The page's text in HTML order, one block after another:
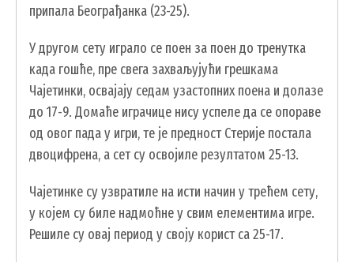
припала Београђанка (23-25).
У другом сету играло се поен за поен до тренутка
када гошће, пре свега захваљујући грешкама
Чајетинки, освајају седам узастопних поена и долазе
до 17-9. Домаће играчице нису успеле да се опораве
од овог пада у игри, те је предност Стерије постала
двоцифрена, а сет су освојиле резултатом 25-13.
Чајетинке су узвратиле на исти начин у трећем сету,
у којем су биле надмоћне у свим елементима игре.
Решиле су овај период у своју корист са 25-17.